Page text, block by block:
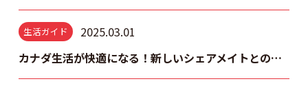
生活ガイド
2025.03.01
カナダ生活が快適になる！新しいシェアメイトとの上手な接し方と注意点